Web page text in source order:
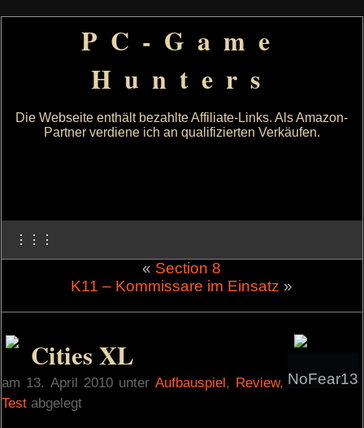
PC-Game
Hunters
Die Webseite enthält bezahlte Affiliate-Links. Als Amazon-
Partner verdiene ich an qualifizierten Verkäufen.
⋮⋮⋮
« Section 8
K11 – Kommissare im Einsatz »
NoFear13
Cities XL
am 13. April 2010 unter Aufbauspiel, Review,
Test abgelegt